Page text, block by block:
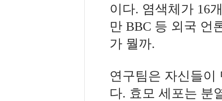
이다. 염색체가 16
만 BBC 등 외국 언
가 뭘까.
연구팀은 자신들이
다. 효모 세포는 분